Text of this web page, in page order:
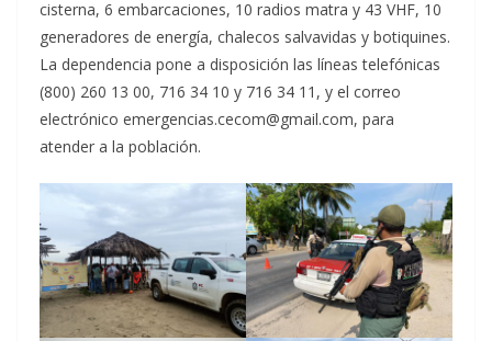
cisterna, 6 embarcaciones, 10 radios matra y 43 VHF, 10
generadores de energía, chalecos salvavidas y botiquines.
La dependencia pone a disposición las líneas telefónicas
(800) 260 13 00, 716 34 10 y 716 34 11, y el correo
electrónico emergencias.cecom@gmail.com, para
atender a la población.